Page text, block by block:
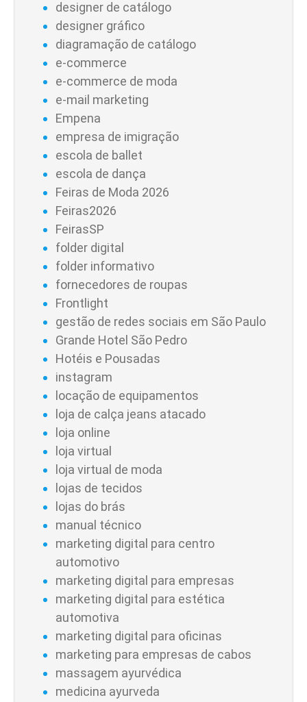
designer de catálogo
designer gráfico
diagramação de catálogo
e-commerce
e-commerce de moda
e-mail marketing
Empena
empresa de imigração
escola de ballet
escola de dança
Feiras de Moda 2026
Feiras2026
FeirasSP
folder digital
folder informativo
fornecedores de roupas
Frontlight
gestão de redes sociais em São Paulo
Grande Hotel São Pedro
Hotéis e Pousadas
instagram
locação de equipamentos
loja de calça jeans atacado
loja online
loja virtual
loja virtual de moda
lojas de tecidos
lojas do brás
manual técnico
marketing digital para centro
automotivo
marketing digital para empresas
marketing digital para estética
automotiva
marketing digital para oficinas
marketing para empresas de cabos
massagem ayurvédica
medicina ayurveda